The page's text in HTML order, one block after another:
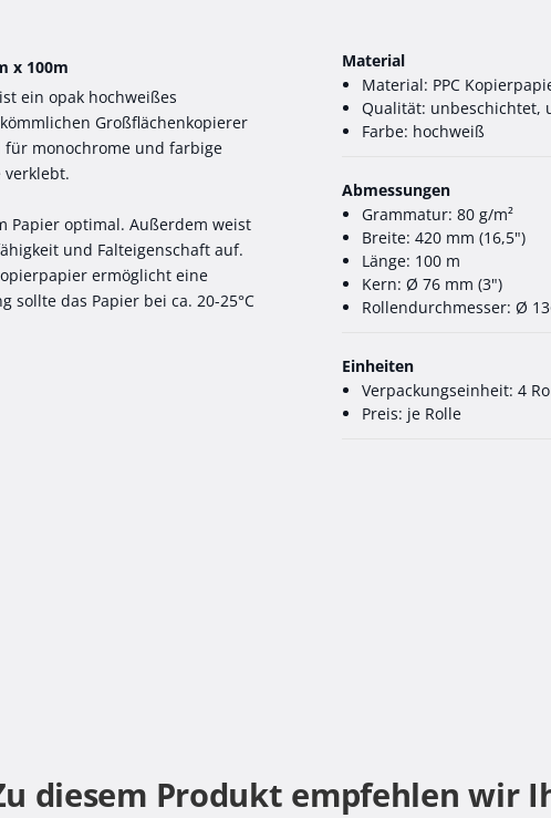
x 100m
ein opak hochweißes
Großflächenkopierer
für monochrome und farbige
Papier optimal. Außerdem weist
und Falteigenschaft auf.
ermöglicht eine
sollte das Papier bei ca. 20-25°C
Material
Material: PPC
Qualität: unbeschichtet,
Farbe: hochweiß
Abmessungen
Grammatur: 80 g/m²
Breite: 420 mm (16,5")
Länge: 100 m
Kern: Ø 76 mm (3")
Rollendurchmesser: Ø
Einheiten
Verpackungseinheit: 4
Preis: je Rolle
diesem Produkt empfehlen wir